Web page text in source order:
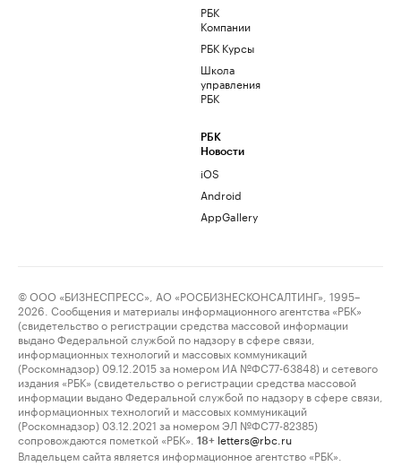
РБК
Компании
РБК Курсы
Школа
управления
РБК
РБК
Новости
iOS
Android
AppGallery
© ООО «БИЗНЕСПРЕСС», АО «РОСБИЗНЕСКОНСАЛТИНГ», 1995–
2026. Сообщения и материалы информационного агентства «РБК»
(свидетельство о регистрации средства массовой информации
выдано Федеральной службой по надзору в сфере связи,
информационных технологий и массовых коммуникаций
(Роскомнадзор) 09.12.2015 за номером ИА №ФС77-63848) и сетевого
издания «РБК» (свидетельство о регистрации средства массовой
информации выдано Федеральной службой по надзору в сфере связи,
информационных технологий и массовых коммуникаций
(Роскомнадзор) 03.12.2021 за номером ЭЛ №ФС77-82385)
сопровождаются пометкой «РБК».
18+ letters@rbc.ru
Владельцем сайта является информационное агентство «РБК».